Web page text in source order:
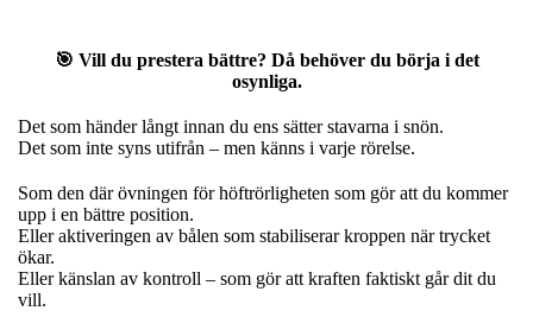
🎯 Vill du prestera bättre? Då behöver du börja i det
osynliga.
Det som händer långt innan du ens sätter stavarna i snön.
Det som inte syns utifrån – men känns i varje rörelse.
Som den där övningen för höftrörligheten som gör att du kommer
upp i en bättre position.
Eller aktiveringen av bålen som stabiliserar kroppen när trycket
ökar.
Eller känslan av kontroll – som gör att kraften faktiskt går dit du
vill.